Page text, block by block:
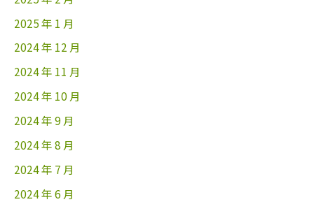
2025 年 1 月
2024 年 12 月
2024 年 11 月
2024 年 10 月
2024 年 9 月
2024 年 8 月
2024 年 7 月
2024 年 6 月